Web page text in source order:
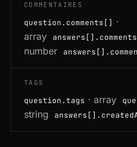
COMMENTAIRES
question.comments[] ·
array
number
TAGS
question.tags · array
string